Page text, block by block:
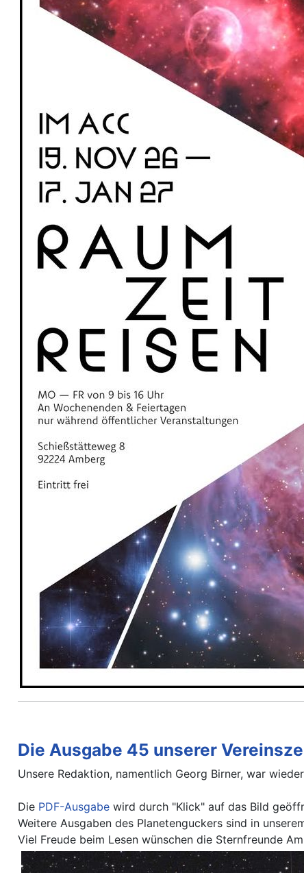
Die Ausgabe 45 unserer
Unsere Redaktion, namentlich Georg Birner, war
Die PDF-Ausgabe wird durch "Klick" auf das Bild
Weitere Ausgaben des Planetenguckers sind in
Viel Freude beim Lesen wünschen die Sternfreunde